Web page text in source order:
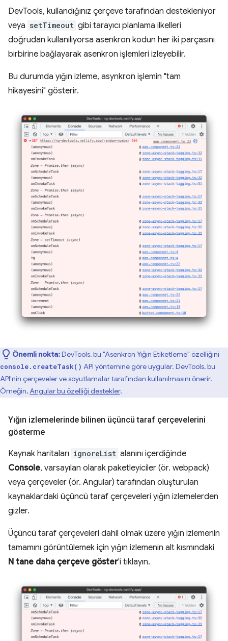
DevTools, kullandığınız çerçeve tarafından destekleniyor
veya setTimeout gibi tarayıcı planlama ilkelleri
doğrudan kullanılıyorsa asenkron kodun her iki parçasını
birbirine bağlayarak asenkron işlemleri izleyebilir.
Bu durumda yığın izleme, asynkron işlemin "tam
hikayesini" gösterir.
Önemli nokta:DevTools, bu "Asenkron Yığın Etiketleme" özelliğini
console.createTask() API yöntemine göre uygular. DevTools, bu
API'nin çerçeveler ve soyutlamalar tarafından kullanılmasını önerir.
Örneğin,Angular bu özelliği destekler.
Yığın izlemelerinde bilinen üçüncü taraf çerçevelerini
gösterme
Kaynak haritaları ignoreList alanını içerdiğinde
Console, varsayılan olarak paketleyiciler (ör. webpack)
veya çerçeveler (ör. Angular) tarafından oluşturulan
kaynaklardaki üçüncü taraf çerçeveleri yığın izlemelerden
gizler.
Üçüncü taraf çerçeveleri dahil olmak üzere yığın izlemenin
tamamını görüntülemek için yığın izlemenin alt kısmındaki
N tane daha çerçeve göster'i tıklayın.